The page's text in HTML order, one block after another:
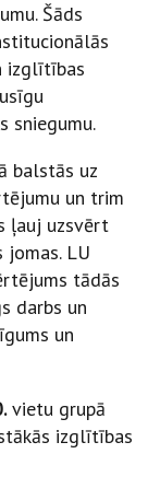
Šāds
izglītības
sniegumu.
balstās uz
un trim
ļauj uzsvērt
jomas. LU
tādās
darbs un
un
vietu grupā
izglītības